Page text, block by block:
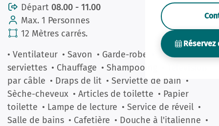
Départ 08.00 - 11.00
Max. 1 Personnes
12 Mètres carrés.
• Ventilateur • Savon • Garde-robe • Douche
serviettes • Chauffage • Shampooing
par câble • Draps de lit • Serviette de bain •
Sèche-cheveux • Articles de toilette • Papier
toilette • Lampe de lecture • Service de réveil •
Salle de bains • Cafetière • Douche à l'italienne •